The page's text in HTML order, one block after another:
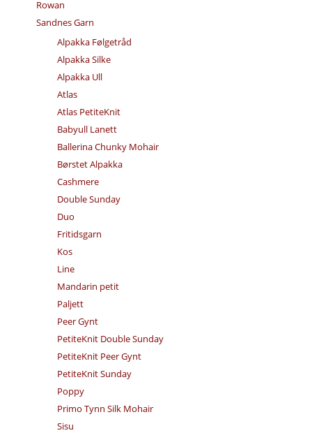
Rowan
Sandnes Garn
Alpakka Følgetråd
Alpakka Silke
Alpakka Ull
Atlas
Atlas PetiteKnit
Babyull Lanett
Ballerina Chunky Mohair
Børstet Alpakka
Cashmere
Double Sunday
Duo
Fritidsgarn
Kos
Line
Mandarin petit
Paljett
Peer Gynt
PetiteKnit Double Sunday
PetiteKnit Peer Gynt
PetiteKnit Sunday
Poppy
Primo Tynn Silk Mohair
Sisu